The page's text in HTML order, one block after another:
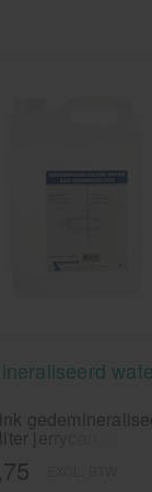
op 121 graden
jerrycan.
water? Bestel